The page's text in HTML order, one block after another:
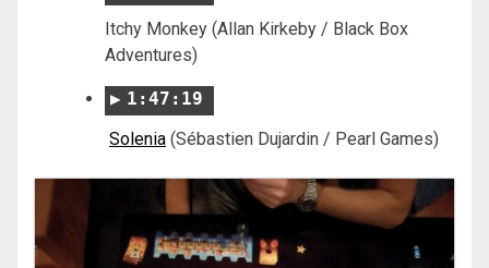
Itchy Monkey (Allan Kirkeby / Black Box
Adventures)
1:47:19
Solenia (Sébastien Dujardin / Pearl Games)